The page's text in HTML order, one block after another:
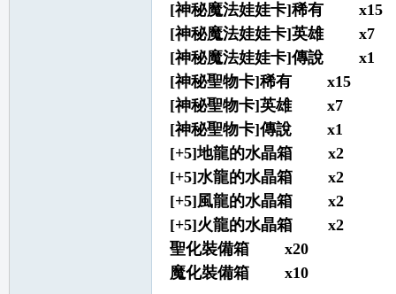
[神秘魔法娃娃卡]稀有 x15
[神秘魔法娃娃卡]英雄 x7
[神秘魔法娃娃卡]傳說 x1
[神秘聖物卡]稀有 x15
[神秘聖物卡]英雄 x7
[神秘聖物卡]傳說 x1
[+5]地龍的水晶箱 x2
[+5]水龍的水晶箱 x2
[+5]風龍的水晶箱 x2
[+5]火龍的水晶箱 x2
聖化裝備箱 x20
魔化裝備箱 x10